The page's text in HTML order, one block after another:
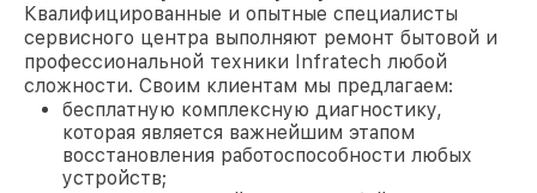
Квалифицированные и опытные специалисты
сервисного центра выполняют ремонт бытовой и
профессиональной техники Infratech любой
сложности. Своим клиентам мы предлагаем:
бесплатную комплексную диагностику,
которая является важнейшим этапом
восстановления работоспособности любых
устройств;